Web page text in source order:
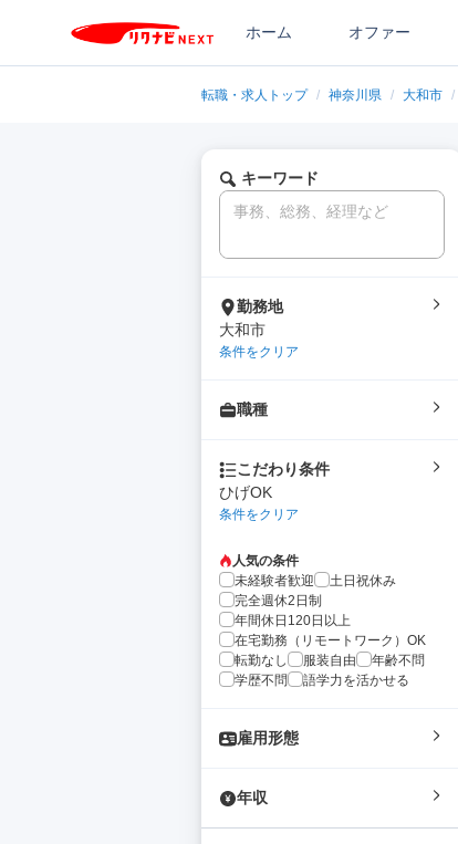
ホーム オファー
転職・求人トップ / 神奈川県 / 大和市 /
キーワード
勤務地
大和市
条件をクリア
職種
こだわり条件
ひげOK
条件をクリア
人気の条件
未経験者歓迎
土日祝休み
完全週休2日制
年間休日120日以上
在宅勤務（リモートワーク）OK
転勤なし
服装自由
年齢不問
学歴不問
語学力を活かせる
雇用形態
年収